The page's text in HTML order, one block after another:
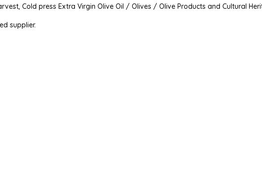
Cold press Extra Virgin Olive Oil / Olives / Olive Products and Cultural
supplier.